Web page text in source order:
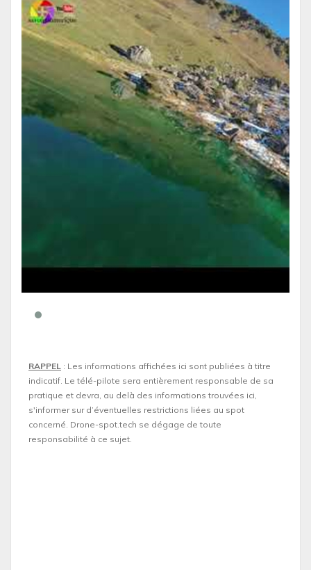
RAPPEL : Les informations affichées ici sont publiées à titre
indicatif. Le télé-pilote sera entièrement responsable de sa
pratique et devra, au delà des informations trouvées ici,
s'informer sur d’éventuelles restrictions liées au spot
concerné. Drone-spot.tech se dégage de toute
responsabilité à ce sujet.